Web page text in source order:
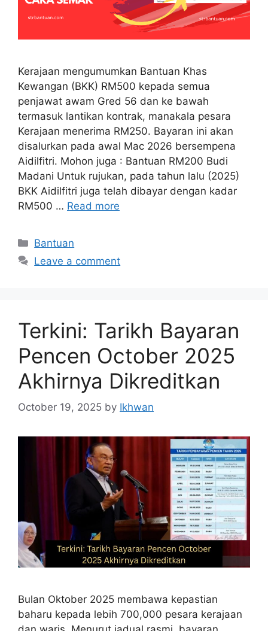
Kerajaan mengumumkan Bantuan Khas
Kewangan (BKK) RM500 kepada semua
penjawat awam Gred 56 dan ke bawah
termasuk lantikan kontrak, manakala pesara
Kerajaan menerima RM250. Bayaran ini akan
disalurkan pada awal Mac 2026 bersempena
Aidilfitri. Mohon juga : Bantuan RM200 Budi
Madani Untuk rujukan, pada tahun lalu (2025)
BKK Aidilfitri juga telah dibayar dengan kadar
RM500 … Read more
Categories
Bantuan
Leave a comment
Terkini: Tarikh Bayaran
Pencen October 2025
Akhirnya Dikreditkan
October 19, 2025 by Ikhwan
Bulan Oktober 2025 membawa kepastian
baharu kepada lebih 700,000 pesara kerajaan